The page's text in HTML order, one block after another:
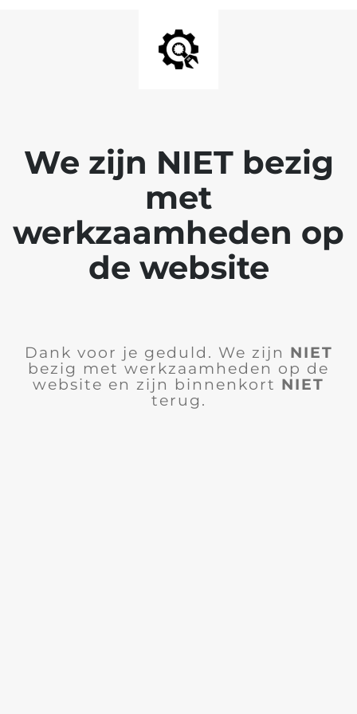
We zijn NIET bezig
met
werkzaamheden op
de website
Dank voor je geduld. We zijn NIET
bezig met werkzaamheden op de
website en zijn binnenkort NIET
terug.